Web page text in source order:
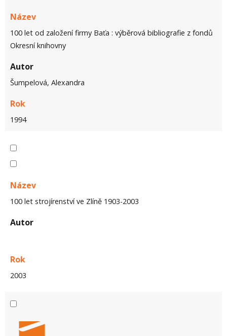
Název
100 let od založení firmy Baťa : výběrová bibliografie z fondů
Okresní knihovny
Autor
Šumpelová, Alexandra
Rok
1994
Název
100 let strojírenství ve Zlíně 1903-2003
Autor
Rok
2003